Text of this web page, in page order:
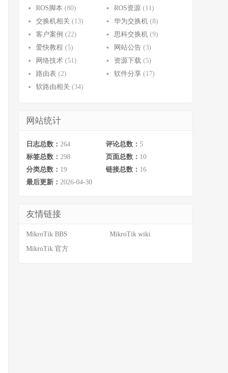
ROS脚本 (80) ROS资源 (11)
交换机相关 (13) 华为交换机 (8)
客户案例 (22) 思科交换机 (9)
爱快教程 (5) 网站公告 (3)
网络技术 (51) 资源下载 (5)
路由表 (2) 软件分享 (17)
软路由相关 (34)
网站统计
日志总数： 264 评论总数： 5
标签总数： 298 页面总数： 10
分类总数： 19 链接总数： 16
最后更新： 2026-04-30
友情链接
MikroTik BBS
MikroTik wiki
MikroTik 官方